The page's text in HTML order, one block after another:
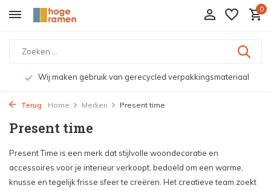
0
Wij maken gebruik van gerecycled verpakkingsmateriaal
Terug Home Merken Present time
Present time
Present Time is een merk dat stijlvolle woondecoratie en
accessoires voor je interieur verkoopt, bedoeld om een warme,
knusse en tegelijk frisse sfeer te creëren. Het creatieve team zoekt